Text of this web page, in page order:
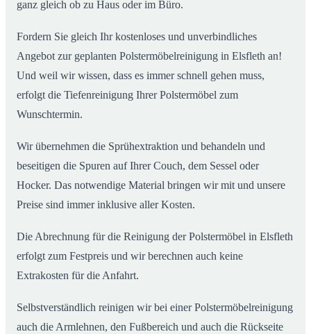
ganz gleich ob zu Haus oder im Büro.
Fordern Sie gleich Ihr kostenloses und unverbindliches
Angebot zur geplanten Polstermöbelreinigung in Elsfleth an!
Und weil wir wissen, dass es immer schnell gehen muss,
erfolgt die Tiefenreinigung Ihrer Polstermöbel zum
Wunschtermin.
Wir übernehmen die Sprühextraktion und behandeln und
beseitigen die Spuren auf Ihrer Couch, dem Sessel oder
Hocker. Das notwendige Material bringen wir mit und unsere
Preise sind immer inklusive aller Kosten.
Die Abrechnung für die Reinigung der Polstermöbel in Elsfleth
erfolgt zum Festpreis und wir berechnen auch keine
Extrakosten für die Anfahrt.
Selbstverständlich reinigen wir bei einer Polstermöbelreinigung
auch die Armlehnen, den Fußbereich und auch die Rückseite